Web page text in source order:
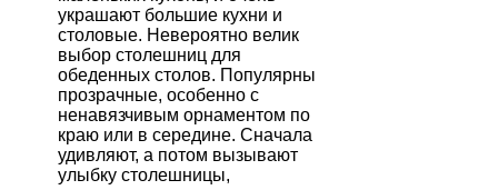
украшают большие кухни и
столовые. Невероятно велик
выбор столешниц для
обеденных столов. Популярны
прозрачные, особенно с
ненавязчивым орнаментом по
краю или в середине. Сначала
удивляют, а потом вызывают
улыбку столешницы,